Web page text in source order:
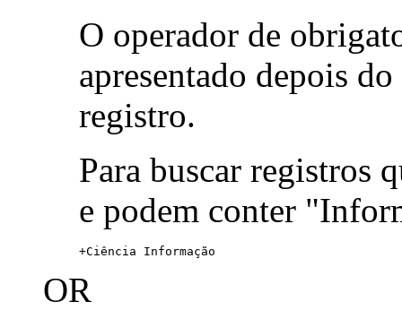
O operador de
apresentado depois
registro.
Para buscar registros
e podem conter
+Ciência Informação
OR